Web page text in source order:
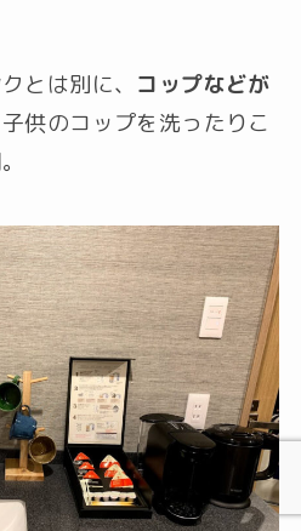
とは別に、 コップなどが
供のコップを洗ったりこ